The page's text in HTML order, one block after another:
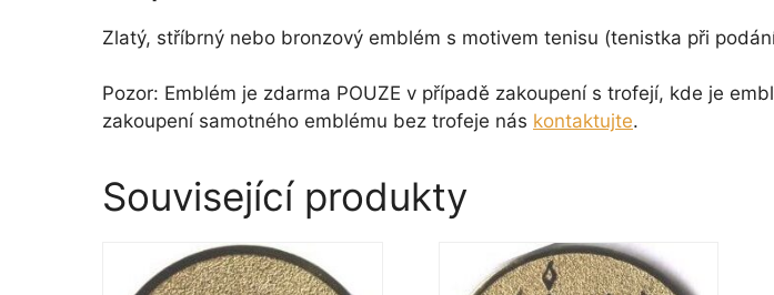
Zlatý, stříbrný nebo bronzový emblém s motivem tenisu (tenistka při
Pozor: Emblém je zdarma POUZE v případě zakoupení s trofejí, kde je
zakoupení samotného emblému bez trofeje nás kontaktujte.
Související produkty
produkt
produkt